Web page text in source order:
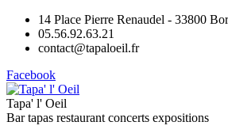
14 Place Pierre Renaudel - 33800
05.56.92.63.21
contact@tapaloeil.fr
Facebook
Tapa' l' Oeil
Bar tapas restaurant concerts expositions